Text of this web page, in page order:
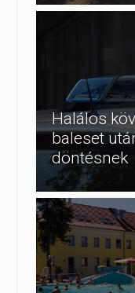
Halálos
baleset
döntésnek